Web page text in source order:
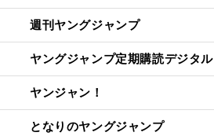
週刊ヤングジャンプ
ヤングジャンプ定期購読デジタル
ヤンジャン！
となりのヤングジャンプ